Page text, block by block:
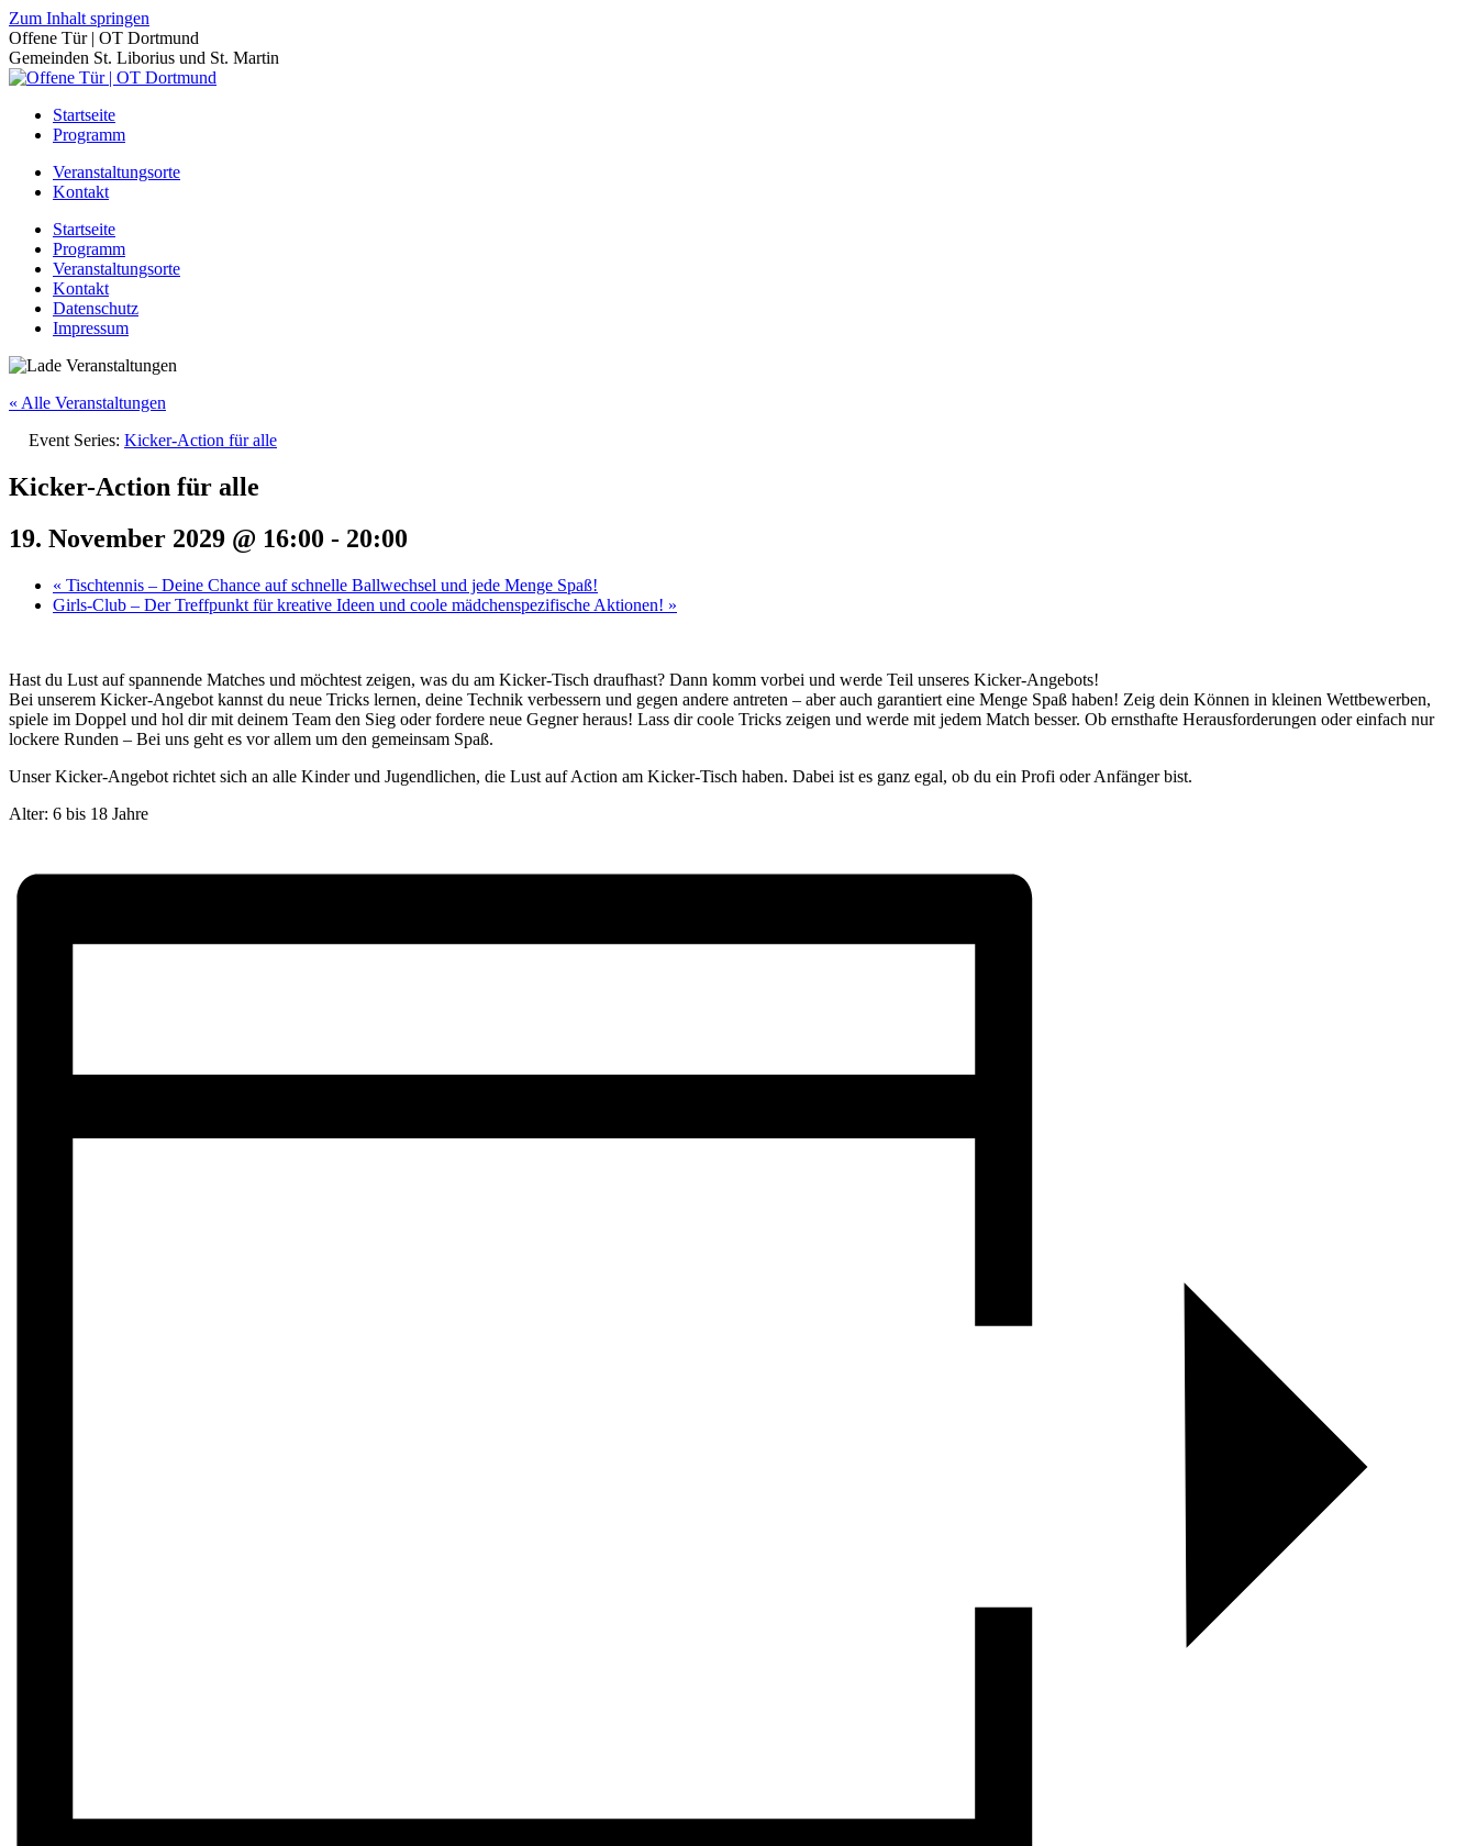
Zum Inhalt springen
Offene Tür | OT Dortmund
Gemeinden St. Liborius und St. Martin
Startseite
Programm
Veranstaltungsorte
Kontakt
Startseite
Programm
Veranstaltungsorte
Kontakt
Datenschutz
Impressum
« Alle Veranstaltungen
Event Series: Kicker-Action für alle
Kicker-Action für alle
19. November 2029 @ 16:00 - 20:00
« Tischtennis – Deine Chance auf schnelle Ballwechsel und jede Menge Spaß!
Girls-Club – Der Treffpunkt für kreative Ideen und coole mädchenspezifische Aktionen! »
Hast du Lust auf spannende Matches und möchtest zeigen, was du am Kicker-Tisch draufhast? Dann komm vorbei und werde Teil unseres Kicker-Angebots!
Bei unserem Kicker-Angebot kannst du neue Tricks lernen, deine Technik verbessern und gegen andere antreten – aber auch garantiert eine Menge Spaß haben! Zeig dein Können in kleinen Wettbewerben,
spiele im Doppel und hol dir mit deinem Team den Sieg oder fordere neue Gegner heraus! Lass dir coole Tricks zeigen und werde mit jedem Match besser. Ob ernsthafte Herausforderungen oder einfach nur
lockere Runden – Bei uns geht es vor allem um den gemeinsam Spaß.
Unser Kicker-Angebot richtet sich an alle Kinder und Jugendlichen, die Lust auf Action am Kicker-Tisch haben. Dabei ist es ganz egal, ob du ein Profi oder Anfänger bist.
Alter: 6 bis 18 Jahre